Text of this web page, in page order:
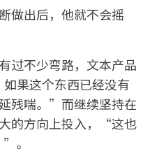
做出后，他就不会摇
过不少弯路，文本产品
果这个东西已经没有
残喘。”而继续坚持在
的方向上投入，“这也
。